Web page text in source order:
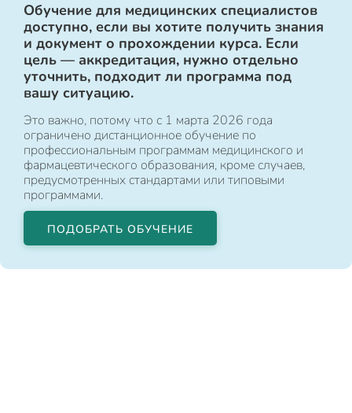
Обучение для медицинских специалистов
доступно, если вы хотите получить знания
и документ о прохождении курса. Если
цель — аккредитация, нужно отдельно
уточнить, подходит ли программа под
вашу ситуацию.
Это важно, потому что с 1 марта 2026 года
ограничено дистанционное обучение по
профессиональным программам медицинского и
фармацевтического образования, кроме случаев,
предусмотренных стандартами или типовыми
программами.
ПОДОБРАТЬ ОБУЧЕНИЕ